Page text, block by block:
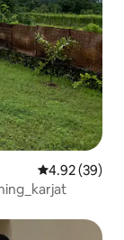
Calificación
4.92 (39)